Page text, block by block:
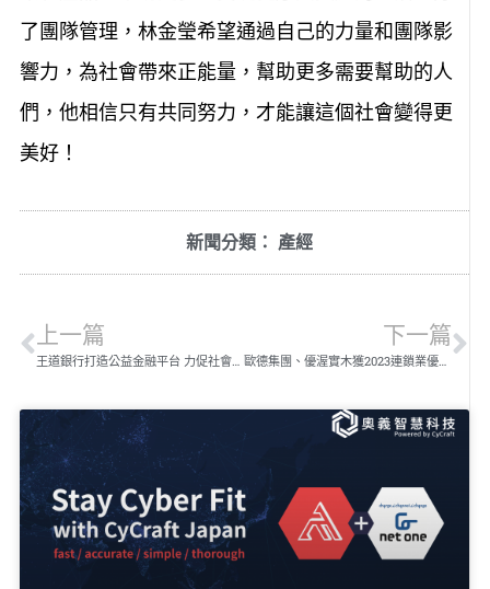
了團隊管理，林金瑩希望通過自己的力量和團隊影
響力，為社會帶來正能量，幫助更多需要幫助的人
們，他相信只有共同努力，才能讓這個社會變得更
美好！
新聞分類： 產經
上一篇
王道銀行打造公益金融平台 力促社會共好善循環
下一篇
歐德集團、優渥實木獲2023連鎖業優良店長 莫忘初心，共創卓越，引領未來